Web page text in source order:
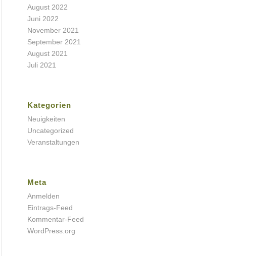
August 2022
Juni 2022
November 2021
September 2021
August 2021
Juli 2021
Kategorien
Neuigkeiten
Uncategorized
Veranstaltungen
Meta
Anmelden
Eintrags-Feed
Kommentar-Feed
WordPress.org